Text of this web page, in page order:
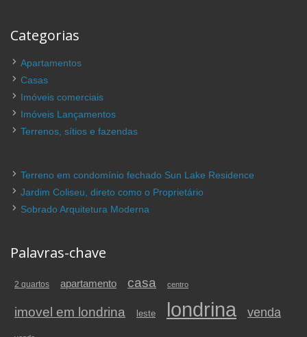
Categorias
Apartamentos
Casas
Imóveis comerciais
Imóveis Lançamentos
Terrenos, sítios e fazendas
Terreno em condomínio fechado Sun Lake Residence
Jardim Coliseu, direto como o Proprietário
Sobrado Arquitetura Moderna
Palavras-chave
2 quartos apartamento casa centro
imovel em londrina leste londrina venda